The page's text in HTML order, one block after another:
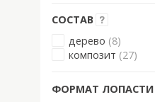
СОСТАВ
дерево (8)
композит (27)
ФОРМАТ ЛОПАСТИ